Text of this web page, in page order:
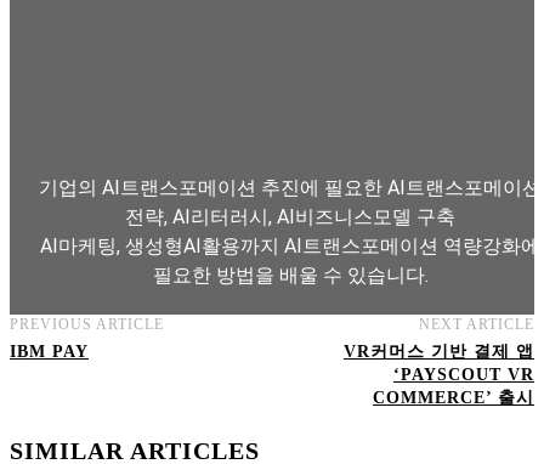
기업의 AI트랜스포메이션 추진에 필요한 AI트랜스포메이션
전략, AI리터러시, AI비즈니스모델 구축
AI마케팅, 생성형AI활용까지 AI트랜스포메이션 역량강화에
필요한 방법을 배울 수 있습니다.
AI트랜스포메이션 아카데미 교육과정 보기
PREVIOUS ARTICLE
IBM PAY
NEXT ARTICLE
VR커머스 기반 결제 앱
‘PAYSCOUT VR
COMMERCE’ 출시
SIMILAR ARTICLES